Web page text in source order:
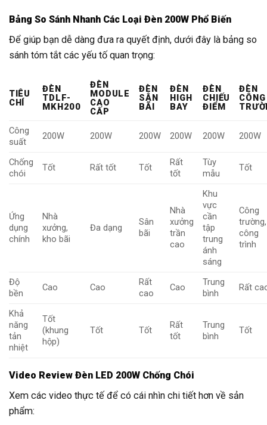
Bảng So Sánh Nhanh Các Loại Đèn 200W Phổ Biến
Để giúp bạn dễ dàng đưa ra quyết định, dưới đây là bảng so
sánh tóm tắt các yếu tố quan trọng:
TIÊU
CHÍ
ĐÈN
TDLF-
MKH200
ĐÈN
MODULE
CAO
CẤP
ĐÈN
SÂN
BÃI
ĐÈN
HIGH
BAY
ĐÈN
CHIẾU
ĐIỂM
ĐÈN
CÔNG
Công
suất
200W 200W 200W 200W 200W 200W
Chống
chói
Tốt Rất tốt Tốt
Rất
tốt
Tùy
mẫu
Tốt
Ứng
dụng
chính
Nhà
xưởng,
kho bãi
Đa dạng
Sân
bãi
Nhà
xưởng
trần
cao
Khu
vực
cần
tập
trung
ánh
sáng
Công
trường,
công
trình
Độ
bền
Cao Cao
Rất
cao
Cao
Trung
bình
Rất
Khả
năng
tản
nhiệt
Tốt
(khung
hộp)
Tốt Tốt
Rất
tốt
Trung
bình
Tốt
Video Review Đèn LED 200W Chống Chói
Xem các video thực tế để có cái nhìn chi tiết hơn về sản
phẩm: